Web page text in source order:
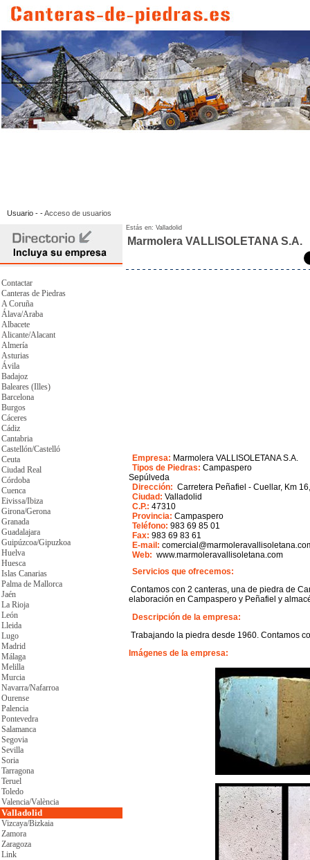
Usuario - -Acceso de usuarios
Contactar
Canteras de Piedras
A Coruña
Álava/Araba
Albacete
Alicante/Alacant
Almería
Asturias
Ávila
Badajoz
Baleares (Illes)
Barcelona
Burgos
Cáceres
Cádiz
Cantabria
Castellón/Castelló
Ceuta
Ciudad Real
Córdoba
Cuenca
Eivissa/Ibiza
Girona/Gerona
Granada
Guadalajara
Guipúzcoa/Gipuzkoa
Huelva
Huesca
Islas Canarias
Palma de Mallorca
Jaén
La Rioja
León
Lleida
Lugo
Madrid
Málaga
Melilla
Murcia
Navarra/Nafarroa
Ourense
Palencia
Pontevedra
Salamanca
Segovia
Sevilla
Soria
Tarragona
Teruel
Toledo
Valencia/València
Valladolid
Vizcaya/Bizkaia
Zamora
Zaragoza
Link
Estás en: Valladolid
Marmolera VALLISOLETANA S.A.
Empresa: Marmolera VALLISOLETANA S.A.
Tipos de Piedras: Campaspero
Sepúlveda
Dirección: Carretera Peñafiel - Cuellar, Km
Ciudad: Valladolid
C.P.: 47310
Provincia: Campaspero
Teléfono: 983 69 85 01
Fax: 983 69 83 61
E-mail:
Web: www.marmoleravallisoletana.com
Servicios que ofrecemos:
Contamos con 2 canteras, una de piedra de
elaboración en Campaspero y Peñafiel y
Descripción de la empresa:
Trabajando la piedra desde 1960. Contamos
Imágenes de la empresa: